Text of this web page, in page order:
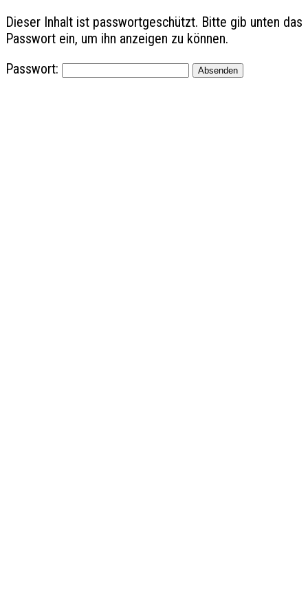
Dieser Inhalt ist passwortgeschützt. Bitte gib unten das
Passwort ein, um ihn anzeigen zu können.
Passwort: